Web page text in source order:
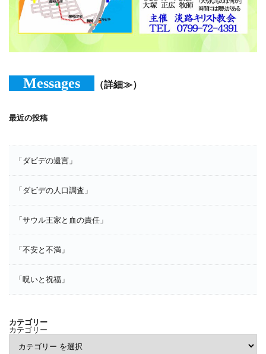
Messages （詳細≫）
最近の投稿
「ダビデの遺言」
「ダビデの人口調査」
「サウル王家と血の責任」
「不安と不満」
「呪いと祝福」
カテゴリー
カテゴリー